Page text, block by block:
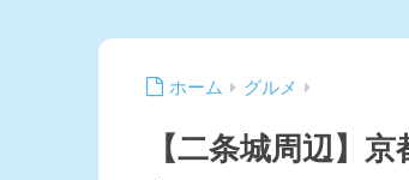
ホーム グルメ
【二条城周辺】